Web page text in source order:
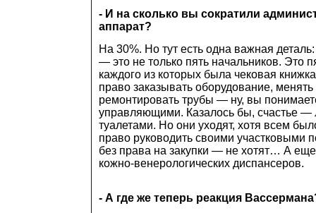
- И на сколько вы сократили
аппарат?
На 30%. Но тут есть одна важная
— это не только пять начальников. Это
каждого из которых была чековая
право заказывать оборудование, менять
ремонтировать трубы — ну, вы
управляющими. Казалось бы, счастье —
туалетами. Но они уходят, хотя всем
право руководить своими участковыми
без права на закупки — не хотят… А
кожно-венерологических диспансеров.
- А где же теперь реакция